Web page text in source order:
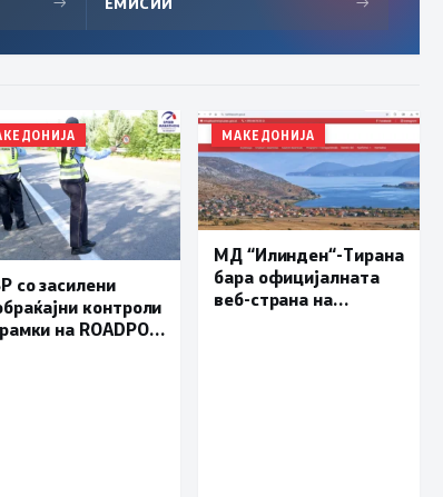
со засилени
контроли
на ROADPOL:
МАКЕДОНИЈА
МД “Илинден“-Тирана
бара официјалната
веб-страна на